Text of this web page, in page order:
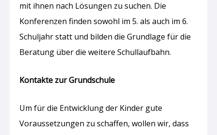
mit ihnen nach Lösungen zu suchen. Die
Konferenzen finden sowohl im 5. als auch im 6.
Schuljahr statt und bilden die Grundlage für die
Beratung über die weitere Schullaufbahn.
Kontakte zur Grundschule
Um für die Entwicklung der Kinder gute
Voraussetzungen zu schaffen, wollen wir, dass